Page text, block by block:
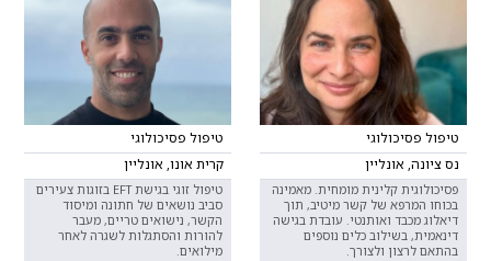
טיפול פסיכולוגי
נס ציונה, אונליין
פסיכולוגית קלינית מומחית. מאמינה
בכוחו המרפא של קשר מיטיב, תוך
דיאלוג מכבד ואותנטי. עובדת בגישה
דינאמית, בשילוב כלים נוספים
בהתאם לרצון ולצורך.
טיפול פסיכולוגי
קרית אונו, אונליין
טיפול זוגי בגישת EFT בזוגות צעירים
סביב נושאים של חתונה ומיסוד
הקשר, נישואים טריים, מעבר
להורות והסתגלות לשגרה לאחר
מילואים.